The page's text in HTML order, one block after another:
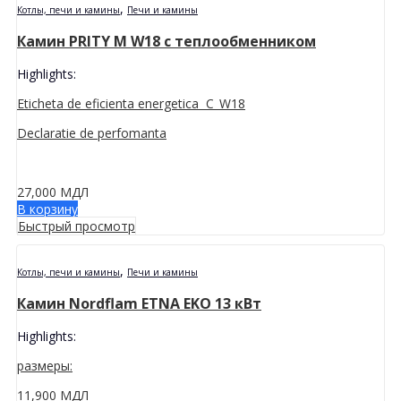
Котлы, печи и камины, Печи и камины
Камин PRITY M W18 с теплообменником
Highlights:
Eticheta de eficienta energetica C_W18
Declaratie de perfomanta
27,000 МДЛ
В корзину
Быстрый просмотр
Котлы, печи и камины, Печи и камины
Камин Nordflam ETNA EKO 13 кВт
Highlights:
размеры:
11,900 МДЛ